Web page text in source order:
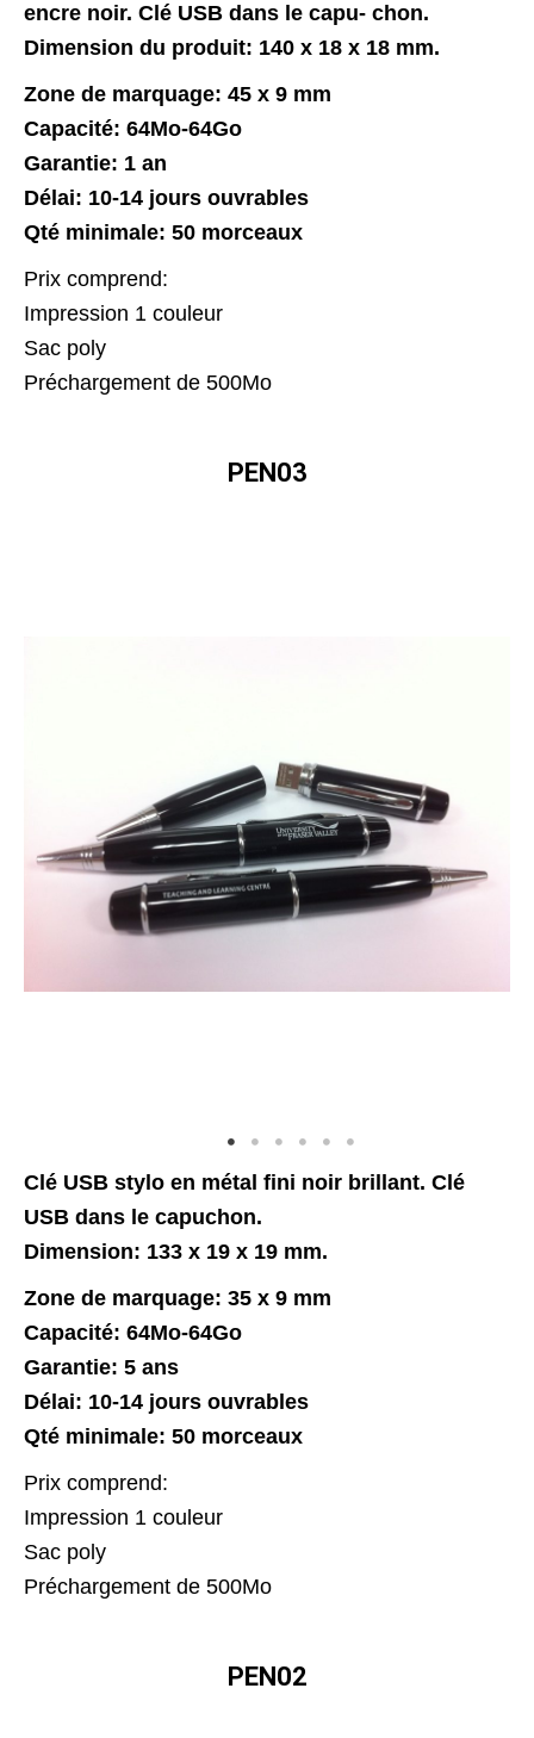
encre noir. Clé USB dans le capu- chon.
Dimension du produit: 140 x 18 x 18 mm.
Zone de marquage: 45 x 9 mm
Capacité: 64Mo-64Go
Garantie: 1 an
Délai: 10-14 jours ouvrables
Qté minimale: 50 morceaux
Prix comprend:
Impression 1 couleur
Sac poly
Préchargement de 500Mo
PEN03
Clé USB stylo en métal fini noir brillant. Clé
USB dans le capuchon.
Dimension: 133 x 19 x 19 mm.
Zone de marquage: 35 x 9 mm
Capacité: 64Mo-64Go
Garantie: 5 ans
Délai: 10-14 jours ouvrables
Qté minimale: 50 morceaux
Prix comprend:
Impression 1 couleur
Sac poly
Préchargement de 500Mo
PEN02